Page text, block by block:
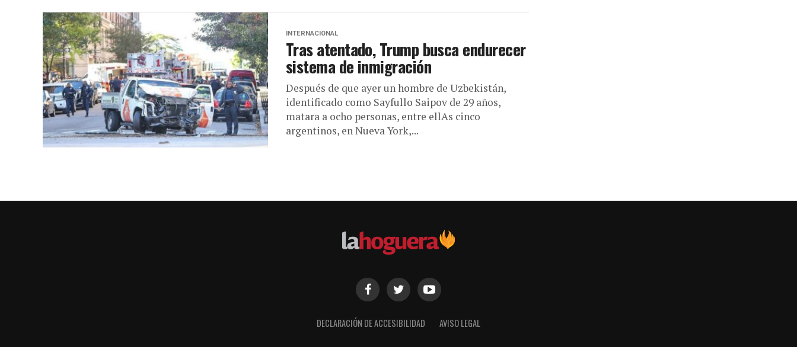
INTERNACIONAL
Tras atentado, Trump busca endurecer
sistema de inmigración
Después de que ayer un hombre de Uzbekistán,
identificado como Sayfullo Saipov de 29 años,
matara a ocho personas, entre ellAs cinco
argentinos, en Nueva York,...
DECLARACIÓN DE ACCESIBILIDAD AVISO LEGAL